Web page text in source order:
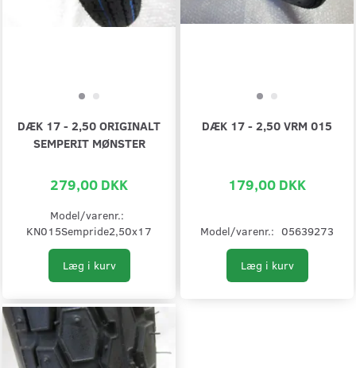
DÆK 17 - 2,50 ORIGINALT
SEMPERIT MØNSTER
279,00 DKK
Model/varenr.:
KN015Sempride2,50x17
Læg i kurv
DÆK 17 - 2,50 VRM 015
179,00 DKK
Model/varenr.: 05639273
Læg i kurv